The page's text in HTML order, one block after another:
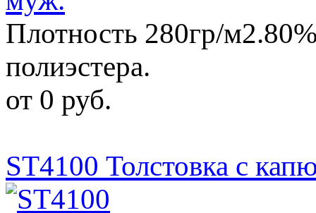
Плотность 280гр/
полиэстера.
от 0 руб.
ST4100 Толстовка с